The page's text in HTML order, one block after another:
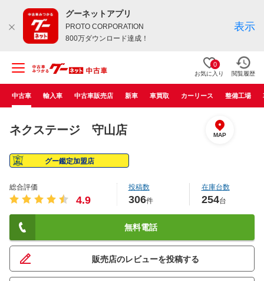
グーネットアプリ
PROTO CORPORATION
800万ダウンロード達成！
表示
0
お気に入り 閲覧履歴
中古車 輸入車 中古車販売店 新車 車買取 カーリース 整備工場
ネクステージ 守山店 MAP
グー鑑定加盟店
総合評価
4.9
投稿数
306件
在庫台数
254台
無料電話
販売店のレビューを投稿する